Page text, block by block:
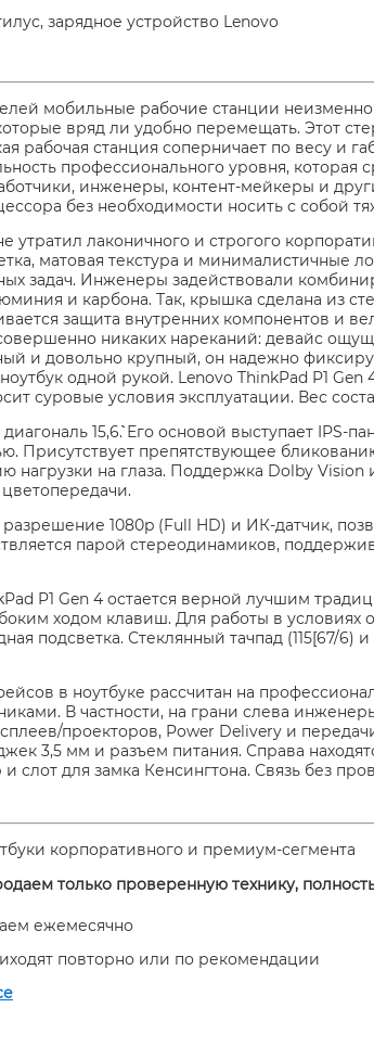
зарядное устройство Lenovo
мобильные рабочие станции
вряд ли удобно перемещать. Этот
рабочая станция соперничает по весу и
профессионального уровня,
инженеры, контент-мейкеры и
без необходимости носить с собой
утратил лаконичного и строгого
матовая текстура и минималистичные
задач. Инженеры задействовали
и карбона. Так, крышка сделана из
защита внутренних компонентов и
никаких нареканий: девайс
и довольно крупный, он надежно
одной рукой. Lenovo ThinkPad P1
суровые условия эксплуатации. Вес
15,6``. Его основой выступает
Присутствует препятствующее
нагрузки на глаза. Поддержка Dolby Vision
разрешение 1080p (Full HD) и ИК-датчик,
парой стереодинамиков,
P1 Gen 4 остается верной лучшим
ходом клавиш. Для работы в условиях
подсветка. Стеклянный тачпад (115[67/
в ноутбуке рассчитан на
В частности, на грани слева
проекторов, Power Delivery и
3,5 мм и разъем питания. Справа
слот для замка Кенсингтона. Связь без
корпоративного и премиум-сегмента
только проверенную технику,
ежемесячно
повторно или по рекомендации